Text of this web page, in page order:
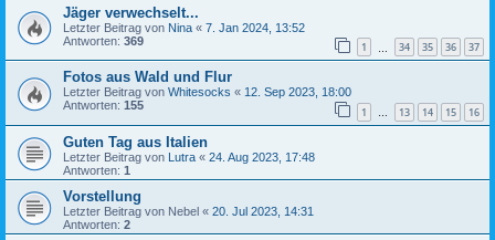
Jäger verwechselt...
Letzter Beitrag von Nina « 7. Jan 2024, 13:52
Antworten: 369 1 34 35 36 37
Fotos aus Wald und Flur
Letzter Beitrag von Whitesocks « 12. Sep 2023, 18:00
Antworten: 155 1 … 13 14 15 16
Guten Tag aus Italien
Letzter Beitrag von Lutra « 24. Aug 2023, 17:48
Antworten: 1
Vorstellung
Letzter Beitrag von Nebel « 20. Jul 2023, 14:31
Antworten: 2